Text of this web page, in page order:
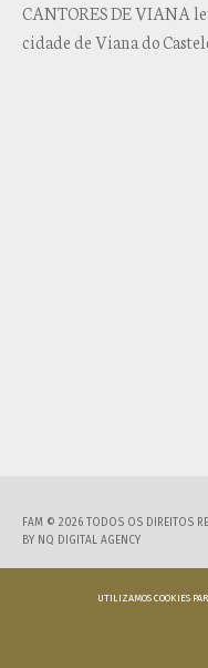
CANTORES DE VIANA
cidade de Viana do
FAM © 2026 TODOS OS DIREITOS
BY NQ DIGITAL AGENCY
UTILIZAMOS COOKIES